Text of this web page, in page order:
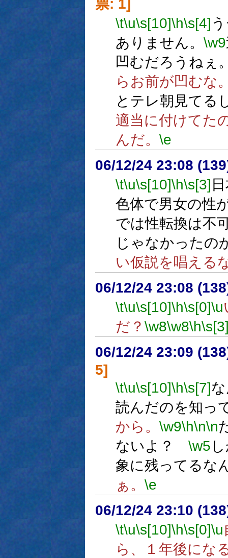
票: 1]
\t\u\s[10]\h\s[4]
ありません。 \w9
凹むだろうねぇ
らお前が凹むな
とテレ朝見てる
適当に付けてた
んだ。 \e
06/12/24 23:08
\t\u\s[10]\h\s[3]
色体で男女の性
では性転換は不
じゃなかったの
い仮説を唱える
06/12/24 23:08
\t\u\s[10]\h\s[0]\u
だ？ \w8\w8\h
06/12/24 23:09
5]
\t\u\s[10]\h\s[7]
読んだのを知っ
から。 \w9\h\n\n
ないよ？ \w5
象に残ってるな
ぁ。 \e
06/12/24 23:10
\t\u\s[10]\h\s[0]\u
ら、１年後にな